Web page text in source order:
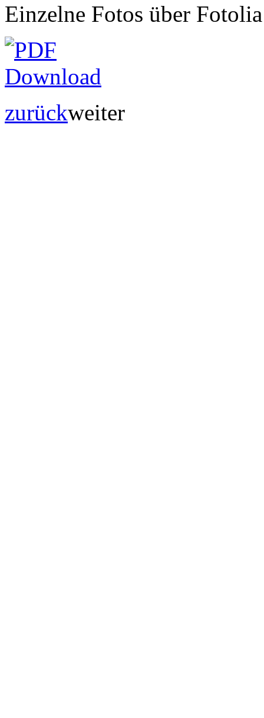
Einzelne Fotos über
zurückweiter